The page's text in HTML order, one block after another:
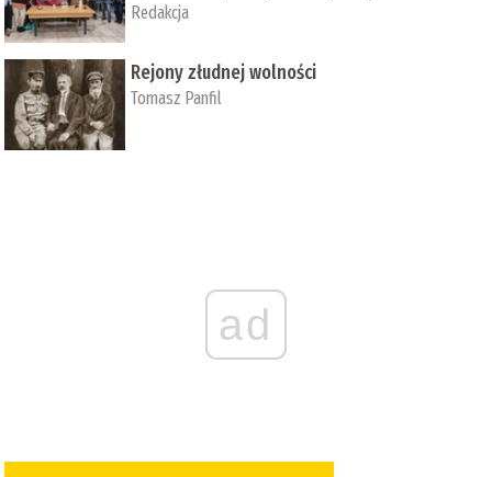
Redakcja
Rejony złudnej wolności
Tomasz Panfil
ad